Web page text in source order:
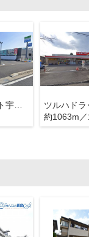
ファミリーマート宇都宮東峰町店
約1063m